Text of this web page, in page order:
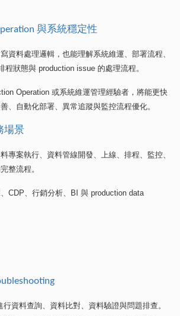
與系統穩定性
資料處理邏輯，也能理解系統維運、部署流程、
程狀態與 production issue 的處理流程。
Operation 或系統維運管理經驗者，將能更快
、自動化部署、異常追蹤與監控流程優化。
場景
專案執行、資料管線開發、上線、排程、監控、
整流程。
CDP 、行銷分析、 BI 與 production data
行資料查詢、資料比對、資料驗證與問題排查。